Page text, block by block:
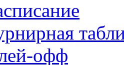
офф